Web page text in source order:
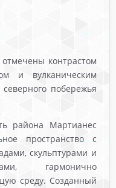
контрастом
и вулканическим
побережья
района Мартианес
пространство с
скульптурами и
гармонично
среду. Созданный